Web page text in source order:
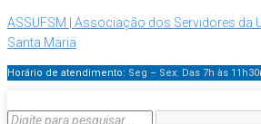
ASSUFSM | Associação dos Servidores da
Santa Maria
Horário de atendimento: Seg – Sex: Das 7h às